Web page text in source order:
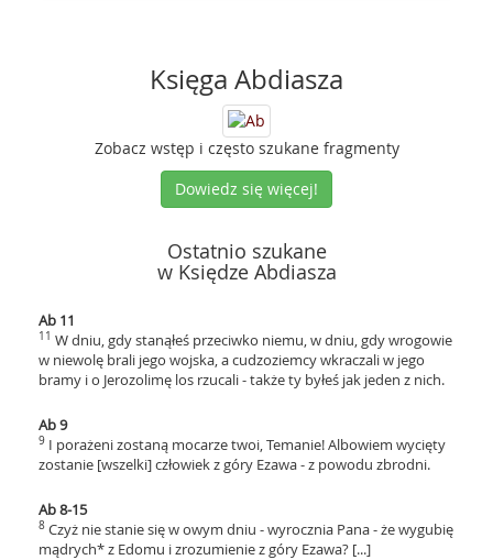
Księga Abdiasza
Zobacz wstęp i często szukane fragmenty
Dowiedz się więcej!
Ostatnio szukane
w Księdze Abdiasza
Ab 11
11 W dniu, gdy stanąłeś przeciwko niemu, w dniu, gdy wrogowie
w niewolę brali jego wojska, a cudzoziemcy wkraczali w jego
bramy i o Jerozolimę los rzucali - także ty byłeś jak jeden z nich.
Ab 9
9 I porażeni zostaną mocarze twoi, Temanie! Albowiem wycięty
zostanie [wszelki] człowiek z góry Ezawa - z powodu zbrodni.
Ab 8-15
8 Czyż nie stanie się w owym dniu - wyrocznia Pana - że wygubię
mądrych* z Edomu i zrozumienie z góry Ezawa? [...]